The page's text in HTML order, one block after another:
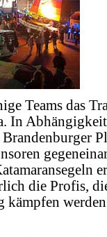
Teams das
In
die Profis,
kämpfen